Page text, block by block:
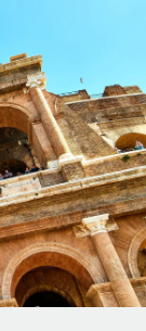
le monde
à l’emploi
simplicité
les RH et la
RH sur
vitesses de